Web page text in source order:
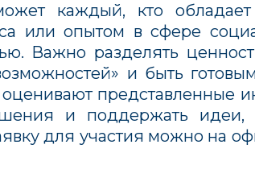
каждый, кто
или опытом в сфере
Важно разделять
и быть
представленные
и поддержать
для участия можно на